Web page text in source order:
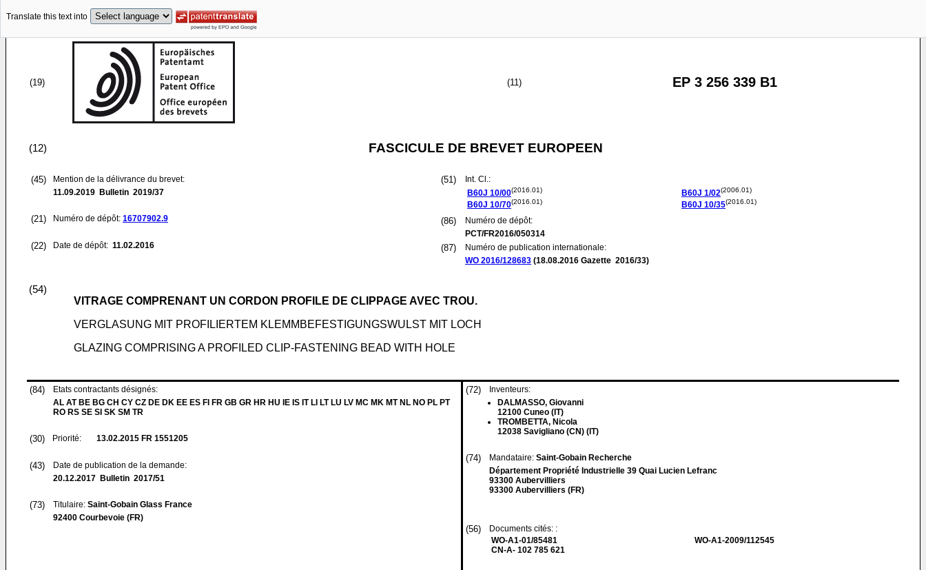
Translate this text into
(19) (11) EP 3 256 339 B1
(12) FASCICULE DE BREVET EUROPEEN
(45)
Mention de la délivrance du brevet:
11.09.2019 Bulletin 2019/37
(21) Numéro de dépôt: 16707902.9
(22) Date de dépôt: 11.02.2016
(51)
Int. Cl.:
B60J 10/00(2016.01)
B60J 10/70(2016.01)
B60J 1/02(2006.01)
B60J 10/35(2016.01)
(86)
Numéro de dépôt:
PCT/FR2016/050314
(87)
Numéro de publication internationale:
WO 2016/128683 (18.08.2016 Gazette 2016/33)
(54)
VITRAGE COMPRENANT UN CORDON PROFILE DE CLIPPAGE AVEC TROU.
VERGLASUNG MIT PROFILIERTEM KLEMMBEFESTIGUNGSWULST MIT LOCH
GLAZING COMPRISING A PROFILED CLIP-FASTENING BEAD WITH HOLE
(84)
Etats contractants désignés:
AL AT BE BG CH CY CZ DE DK EE ES FI FR GB GR HR HU IE IS IT LI LT LU LV MC MK MT NL NO PL PT
RO RS SE SI SK SM TR
(30) Priorité: 13.02.2015 FR 1551205
(43)
Date de publication de la demande:
20.12.2017 Bulletin 2017/51
(73) Titulaire: Saint-Gobain Glass France
92400 Courbevoie (FR)
(72)
Inventeurs:
DALMASSO, Giovanni
12100 Cuneo (IT)
TROMBETTA, Nicola
12038 Savigliano (CN) (IT)
(74) Mandataire: Saint-Gobain Recherche
Département Propriété Industrielle 39 Quai Lucien Lefranc
93300 Aubervilliers
93300 Aubervilliers (FR)
(56)
Documents cités: :
WO-A1-01/85481
CN-A- 102 785 621
WO-A1-2009/112545